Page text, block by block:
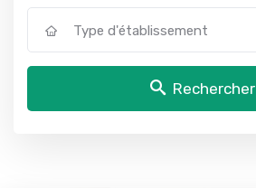
Type d'établissement
Rechercher